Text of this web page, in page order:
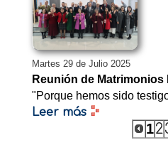
Martes 29 de Julio 2025
Reunión de
"Porque hemos sido
Leer más
12